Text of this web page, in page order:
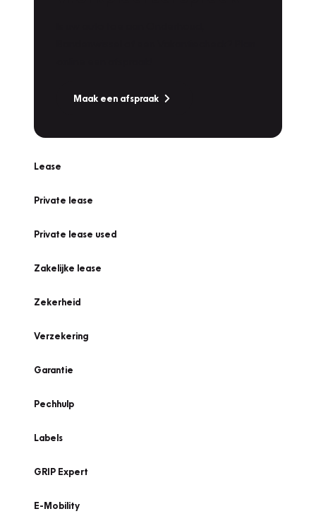
Maak een afspraak
Lease
Private lease
Private lease used
Zakelijke lease
Zekerheid
Verzekering
Garantie
Pechhulp
Labels
GRIP Expert
E-Mobility